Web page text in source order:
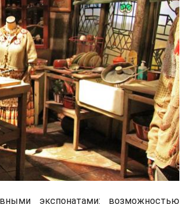
экспонатами: возможностью